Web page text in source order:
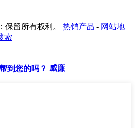
保留所有权利。 热销产品 - 网站地
索
威廉